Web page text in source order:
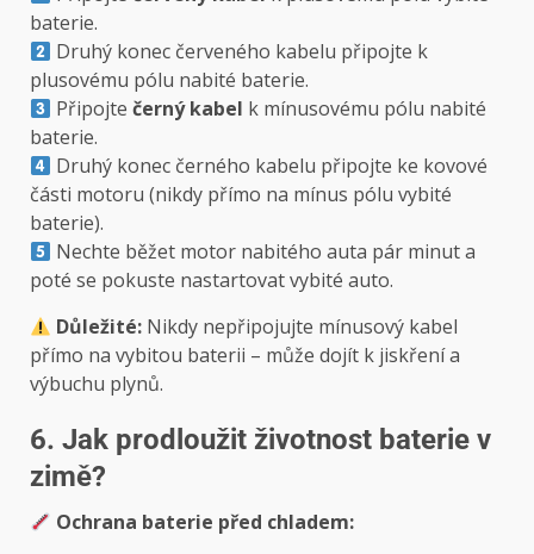
baterie.
Druhý konec červeného kabelu připojte k
plusovému pólu nabité baterie.
Připojtečerný kabel k mínusovému pólu nabité
baterie.
Druhý konec černého kabelu připojte ke kovové
části motoru (nikdy přímo na mínus pólu vybité
baterie).
Nechte běžet motor nabitého auta pár minut a
poté se pokuste nastartovat vybité auto.
Důležité: Nikdy nepřipojujte mínusový kabel
přímo na vybitou baterii – může dojít k jiskření a
výbuchu plynů.
6. Jak prodloužit životnost baterie v
zimě?
Ochrana baterie před chladem: